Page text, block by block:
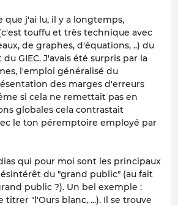
que j'ai lu, il y a longtemps,
touffu et très technique avec
de graphes, d'équations, ..) du
GIEC. J'avais été surpris par la
l'emploi généralisé du
des marges d'erreurs
si cela ne remettait pas en
globales cela contrastait
le ton péremptoire employé par
qui pour moi sont les principaux
du "grand public" (au fait
public ?). Un bel exemple :
titrer "l'Ours blanc, ...). Il se trouve